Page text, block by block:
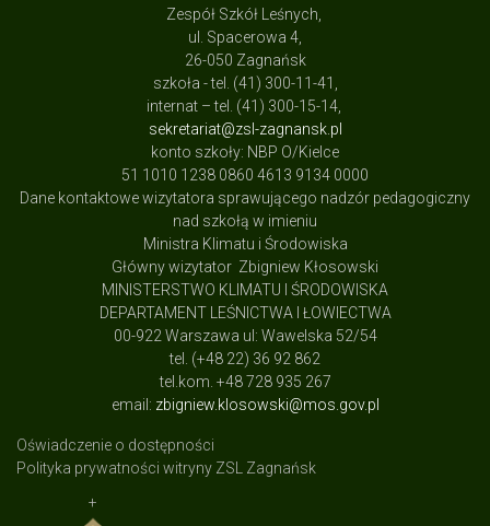
Zespół Szkół Leśnych,
ul. Spacerowa 4,
26-050 Zagnańsk
szkoła - tel. (41) 300-11-41,
internat – tel. (41) 300-15-14,
sekretariat@zsl-zagnansk.pl
konto szkoły: NBP O/Kielce
51 1010 1238 0860 4613 9134 0000
Dane kontaktowe wizytatora sprawującego nadzór pedagogiczny
nad szkołą w imieniu
Ministra Klimatu i Środowiska
Główny wizytator Zbigniew Kłosowski
MINISTERSTWO KLIMATU I ŚRODOWISKA
DEPARTAMENT LEŚNICTWA I ŁOWIECTWA
00-922 Warszawa ul: Wawelska 52/54
tel. (+48 22) 36 92 862
tel.kom. +48 728 935 267
email: zbigniew.klosowski@mos.gov.pl
Oświadczenie o dostępności
Polityka prywatności witryny ZSL Zagnańsk
+